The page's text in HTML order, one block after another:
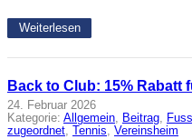
Weiterlesen
Back to Club: 15% Rabatt
24. Februar 2026
Kategorie: Allgemein, Beitrag,
zugeordnet, Tennis, Vereinsheim